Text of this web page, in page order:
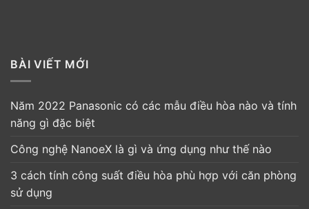
BÀI VIẾT MỚI
Năm 2022 Panasonic có các mẫu điều hòa nào và tính
năng gì đặc biệt
Công nghệ NanoeX là gì và ứng dụng như thế nào
3 cách tính công suất điều hòa phù hợp với căn phòng
sử dụng